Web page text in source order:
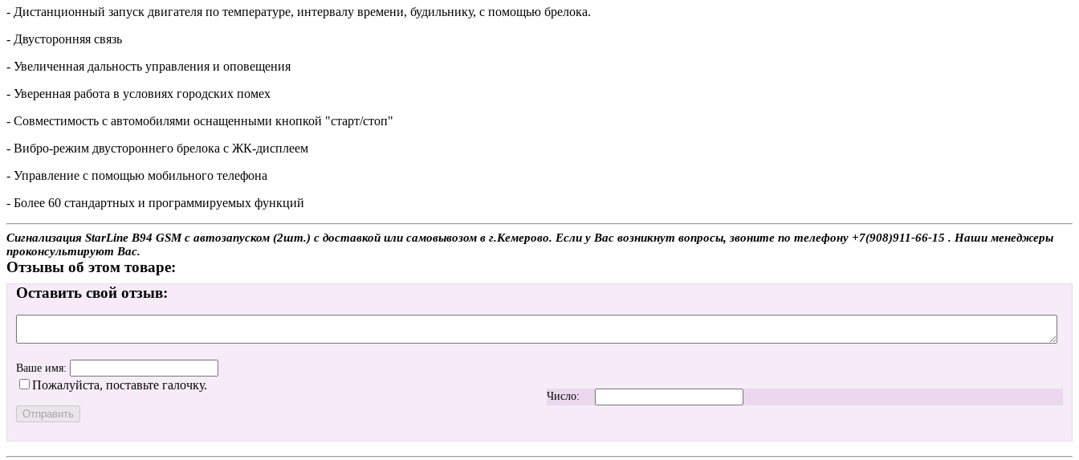
- Дистанционный запуск двигателя по температуре, интервалу времени, будильнику, с помощью брелока.
- Двусторонняя связь
- Увеличенная дальность управления и оповещения
- Уверенная работа в условиях городских помех
- Совместимость с автомобилями оснащенными кнопкой "старт/стоп"
- Вибро-режим двустороннего брелока с ЖК-дисплеем
- Управление с помощью мобильного телефона
- Более 60 стандартных и программируемых функций
Сигнализация StarLine B94 GSM с автозапуском (2шт.) с доставкой или самовывозом в г.Кемерово. Если у Вас возникнут вопросы, звоните по телефону +7(908)911-66-15 . Наши менеджеры
проконсультируют Вас.
Отзывы об этом товаре:
Оставить свой отзыв:
Ваше имя:
Пожалуйста, поставьте галочку.
Число: